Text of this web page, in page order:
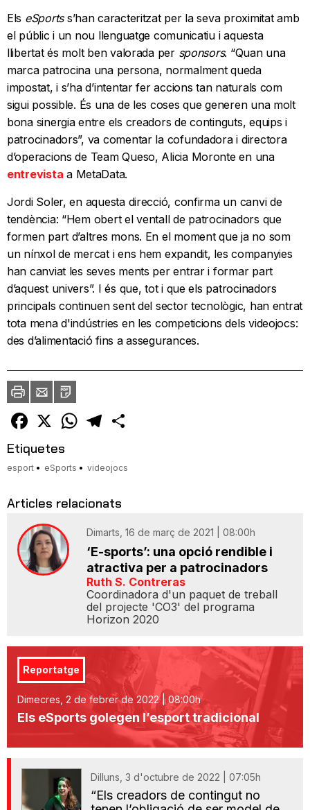
Els eSportss’han caracteritzat per la seva proximitat amb
el públic i un nou llenguatge comunicatiu i aquesta
llibertat és molt ben valorada per sponsors. “Quan una
marca patrocina una persona, normalment queda
impostat, i s’ha d’intentar fer accions tan naturals com
sigui possible. És una de les coses que generen una molt
bona sinergia entre els creadors de continguts, equips i
patrocinadors”, va comentar la cofundadora i directora
d’operacions de Team Queso, Alicia Moronte en una
entrevista a MetaData.
Jordi Soler, en aquesta direcció, confirma un canvi de
tendència: “Hem obert el ventall de patrocinadors que
formen part d’altres mons. En el moment que ja no som
un nínxol de mercat i ens hem expandit, les companyies
han canviat les seves ments per entrar i formar part
d’aquest univers”. I és que, tot i que els patrocinadors
principals continuen sent del sector tecnològic, han entrat
tota mena d'indústries en les competicions dels videojocs:
des d’alimentació fins a assegurances.
ImprimirEnvia
un
amic
PDF
Facebook
X WhatsAppTelegram
Etiquetes
esport eSports videojocs
Articles relacionats
Dimarts, 16 de març de 2021 | 08:00h
‘E-sports’: una opció rendible i
atractiva per a patrocinadors
Ruth S. Contreras
Coordinadora d'un paquet de treball
del projecte 'CO3' del programa
Horizon 2020
Reportatge
Dimecres, 2 de febrer de 2022 | 08:00h
Els eSports golegen l’esport tradicional
Dilluns, 3 d'octubre de 2022 | 07:05h
“Els creadors de contingut no